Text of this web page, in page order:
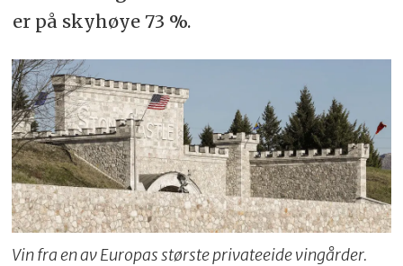
er på skyhøye 73 %.
Vin fra en av Europas største privateeide vingårder.